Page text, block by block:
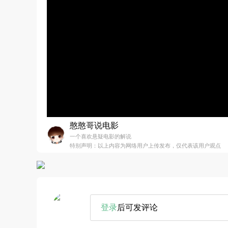
憨憨哥说电影
一个喜欢悬疑电影的解说
特别声明：以上内容为网络用户上传发布，仅代表该用户观点
登录后可发评论